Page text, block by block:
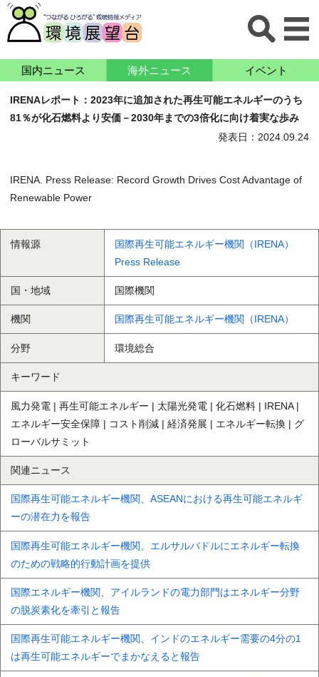
国内ニュース 海外ニュース イベント
IRENAレポート：2023年に追加された再生可能エネルギーのうち
81％が化石燃料より安価－2030年までの3倍化に向け着実な歩み
発表日：2024.09.24
IRENA. Press Release: Record Growth Drives Cost Advantage of
Renewable Power
情報源
国際再生可能エネルギー機関（IRENA）
Press Release
国・地域 国際機関
機関 国際再生可能エネルギー機関（IRENA）
分野 環境総合
キーワード
風力発電 | 再生可能エネルギー | 太陽光発電 | 化石燃料 | IRENA |
エネルギー安全保障 | コスト削減 | 経済発展 | エネルギー転換 | グ
ローバルサミット
関連ニュース
国際再生可能エネルギー機関、ASEANにおける再生可能エネルギ
ーの潜在力を報告
国際再生可能エネルギー機関、エルサルバドルにエネルギー転換
のための戦略的行動計画を提供
国際エネルギー機関、アイルランドの電力部門はエネルギー分野
の脱炭素化を牽引と報告
国際再生可能エネルギー機関、インドのエネルギー需要の4分の1
は再生可能エネルギーでまかなえると報告